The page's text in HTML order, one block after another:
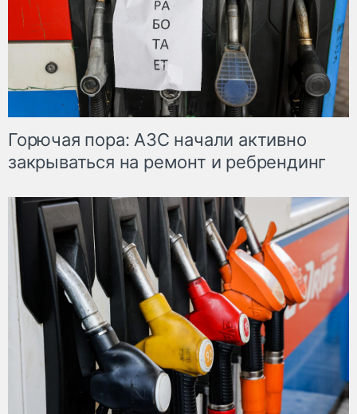
Горючая пора: АЗС начали активно
закрываться на ремонт и ребрендинг